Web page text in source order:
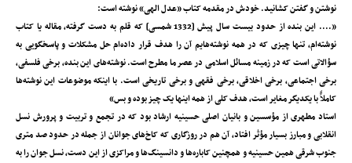
نوشتن و گفتن کشانید. خودش در مقدمه کتاب «عدل الهی» نوشته است:
«.... این بنده از حدود بیست سال پیش [1332 شمسی] که قلم به دست گرفته، مقاله یا کتاب
نوشته‌ام، تنها چیزى که در همه نوشته‌هایم آن را هدف قرار داده‌ام حل مشکلات و پاسخگویی به
سؤالاتی است که در زمینه مسائل اسلامی در عصر ما مطرح است. نوشته‌هاى این بنده، برخی فلسفی،
برخی اجتماعی، برخی اخلاقی، برخی فقهی و برخی تاریخی است. با اینکه موضوعات این نوشته‌ها
کاملاًً با یکدیگر مغایر است، هدف کلی از همه اینها یک چیز بوده و بس»
استاد مطهری از مؤسسین و بانیان اصلی حسینیه ارشاد بود که در تجمع و تربیت و پرورش نسل
انقلابی و مبارز بسیار مؤثر افتاد‌، آن هم در روزگاری که کاخ‌های جوانان از جمله در حدود صد متری
جنوب شرقی همین حسینیه و همچنین کاباره‌ها و دانسینگ‌ها و مراکزی از این دست، نسل جوان را به